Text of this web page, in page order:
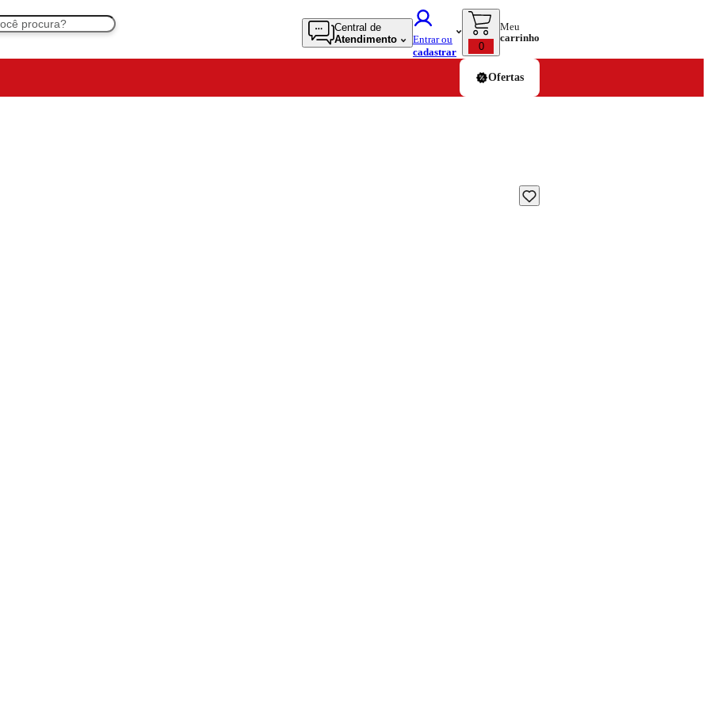
Central de
Atendimento
Entrar ou
cadastrar
0
Meu
carrinho
Ofertas